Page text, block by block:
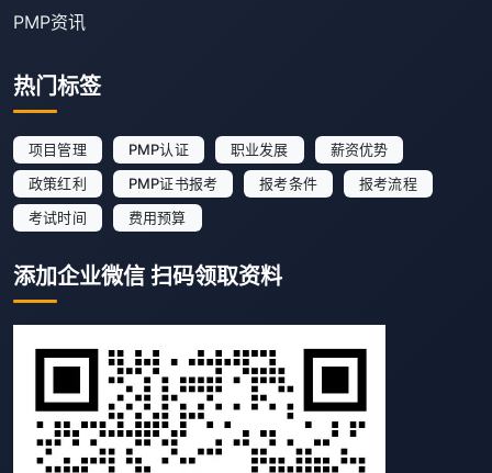
PMP资讯
热门标签
项目管理 PMP认证 职业发展
薪资优势
政策红利
PMP证书报考 报考条件
报考流程
考试时间
费用预算
添加企业微信 扫码领取资料